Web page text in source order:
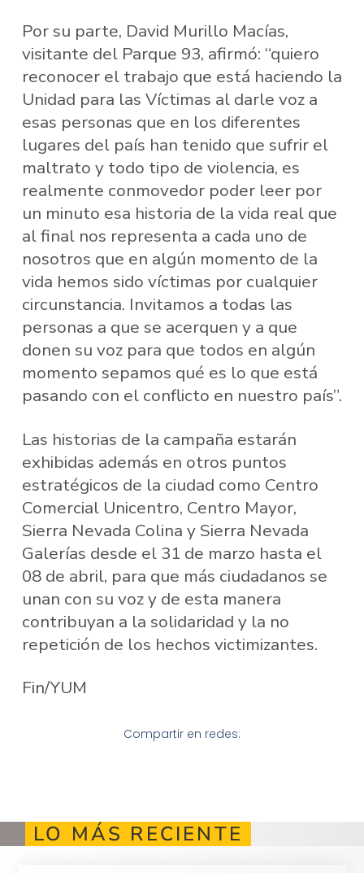
Por su parte, David Murillo Macías,
visitante del Parque 93, afirmó: “quiero
reconocer el trabajo que está haciendo la
Unidad para las Víctimas al darle voz a
esas personas que en los diferentes
lugares del país han tenido que sufrir el
maltrato y todo tipo de violencia, es
realmente conmovedor poder leer por
un minuto esa historia de la vida real que
al final nos representa a cada uno de
nosotros que en algún momento de la
vida hemos sido víctimas por cualquier
circunstancia. Invitamos a todas las
personas a que se acerquen y a que
donen su voz para que todos en algún
momento sepamos qué es lo que está
pasando con el conflicto en nuestro país”.
Las historias de la campaña estarán
exhibidas además en otros puntos
estratégicos de la ciudad como Centro
Comercial Unicentro, Centro Mayor,
Sierra Nevada Colina y Sierra Nevada
Galerías desde el 31 de marzo hasta el
08 de abril, para que más ciudadanos se
unan con su voz y de esta manera
contribuyan a la solidaridad y la no
repetición de los hechos victimizantes.
Fin/YUM
Compartir en redes:
LO MÁS RECIENTE